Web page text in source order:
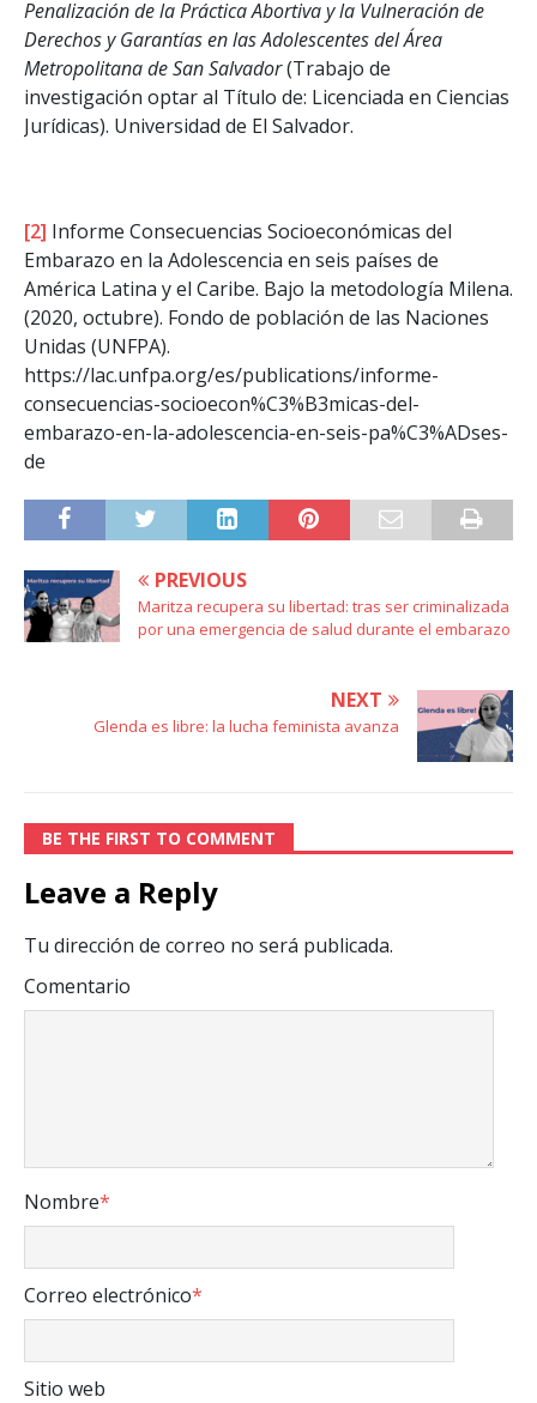
Penalización de la Práctica Abortiva y la Vulneración de
Derechos y Garantías en las Adolescentes del Área
Metropolitana de San Salvador(Trabajo de
investigación optar al Título de: Licenciada en Ciencias
Jurídicas). Universidad de El Salvador.
[2] Informe Consecuencias Socioeconómicas del
Embarazo en la Adolescencia en seis países de
América Latina y el Caribe. Bajo la metodología Milena.
(2020, octubre). Fondo de población de las Naciones
Unidas (UNFPA).
https://lac.unfpa.org/es/publications/informe-
consecuencias-socioecon%C3%B3micas-del-
embarazo-en-la-adolescencia-en-seis-pa%C3%ADses-
de
PREVIOUS
Maritza recupera su libertad: tras ser criminalizada
por una emergencia de salud durante el embarazo
NEXT
Glenda es libre: la lucha feminista avanza
BE THE FIRST TO COMMENT
Leave a Reply
Tu dirección de correo no será publicada.
Comentario
Nombre*
Correo electrónico*
Sitio web